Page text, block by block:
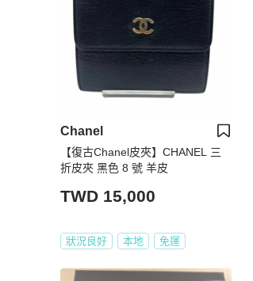
Chanel
【復古Chanel皮夾】CHANEL 三
折皮夾 黑色 8 號 羊皮
TWD 15,000
狀況良好 本地 免運